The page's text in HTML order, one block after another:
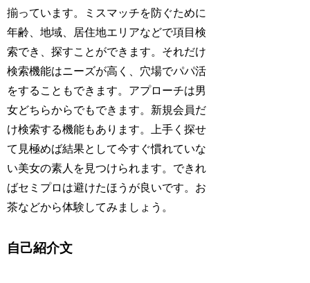
揃っています。ミスマッチを防ぐために
年齢、地域、居住地エリアなどで項目検
索でき、探すことができます。それだけ
検索機能はニーズが高く、穴場でパパ活
をすることもできます。アプローチは男
女どちらからでもできます。新規会員だ
け検索する機能もあります。上手く探せ
て見極めば結果として今すぐ慣れていな
い美女の素人を見つけられます。できれ
ばセミプロは避けたほうが良いです。お
茶などから体験してみましょう。
自己紹介文